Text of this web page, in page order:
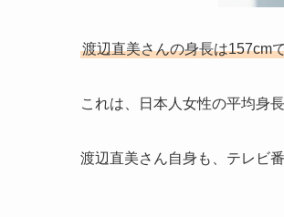
渡辺直美さんの身長は157cm
これは、日本人女性の平均身
渡辺直美さん自身も、テレビ